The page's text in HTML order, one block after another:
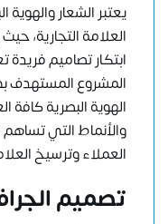
يعتبر الشعار
العلامة التجارية،
ابتكار تصاميم
المشروع المستهدف
الهوية البصرية كافة
والأنماط التي تساهم
العملاء وترسيخ
تصميم